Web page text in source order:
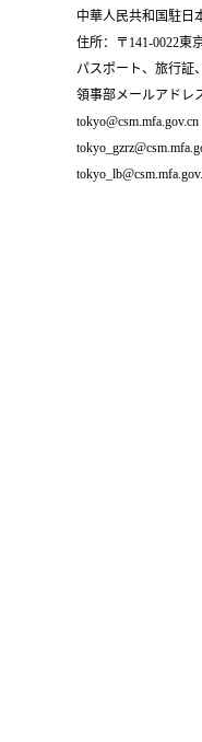
中華人民共和国駐日
住所：〒141-0022東
パスポート、旅行証
領事部メールアドレ